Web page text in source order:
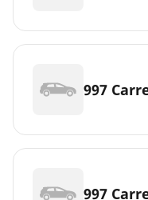
997
997